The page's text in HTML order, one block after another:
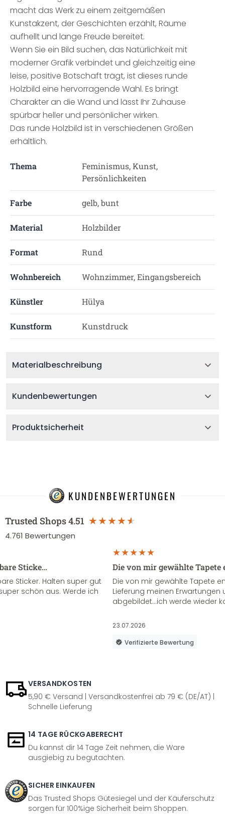
macht das Werk zu einem zeitgemäßen
Kunstakzent, der Geschichten erzählt, Räume
aufhellt und lange Freude bereitet.
Wenn Sie ein Bild suchen, das Natürlichkeit mit
moderner Grafik verbindet und gleichzeitig eine
leise, positive Botschaft trägt, ist dieses runde
Holzbild eine hervorragende Wahl. Es bringt
Charakter an die Wand und lässt Ihr Zuhause
spürbar heller und persönlicher wirken.
Das runde Holzbild ist in verschiedenen Größen
erhältlich.
Thema
Feminismus, Kunst,
Persönlichkeiten
Farbe gelb, bunt
Material Holzbilder
Format Rund
Wohnbereich Wohnzimmer, Eingangsbereich
Künstler Hülya
Kunstform Kunstdruck
Materialbeschreibung
Kundenbewertungen
Produktsicherheit
KUNDENBEWERTUNGEN
Trusted Shops4.51
4.761 Bewertungen
Sticke…
Sticker. Halten super gut
schön aus. Werde ich
Die von mir gewählte
Die von mir gewählte Tapete
Lieferung meinen Erwartungen
abgebildet...ich werde wieder
23.07.2026
Verifizierte Bewertung
VERSANDKOSTEN
5,90 € Versand | Versandkostenfrei ab 79 € (DE/AT) |
Schnelle Lieferung
14 TAGE RÜCKGABERECHT
Du kannst dir 14 Tage Zeit nehmen, die Ware
ausgiebig zu begutachten.
SICHER EINKAUFEN
Das Trusted Shops Gütesiegel und der Käuferschutz
sorgen für 100%ige Sicherheit beim Shoppen.